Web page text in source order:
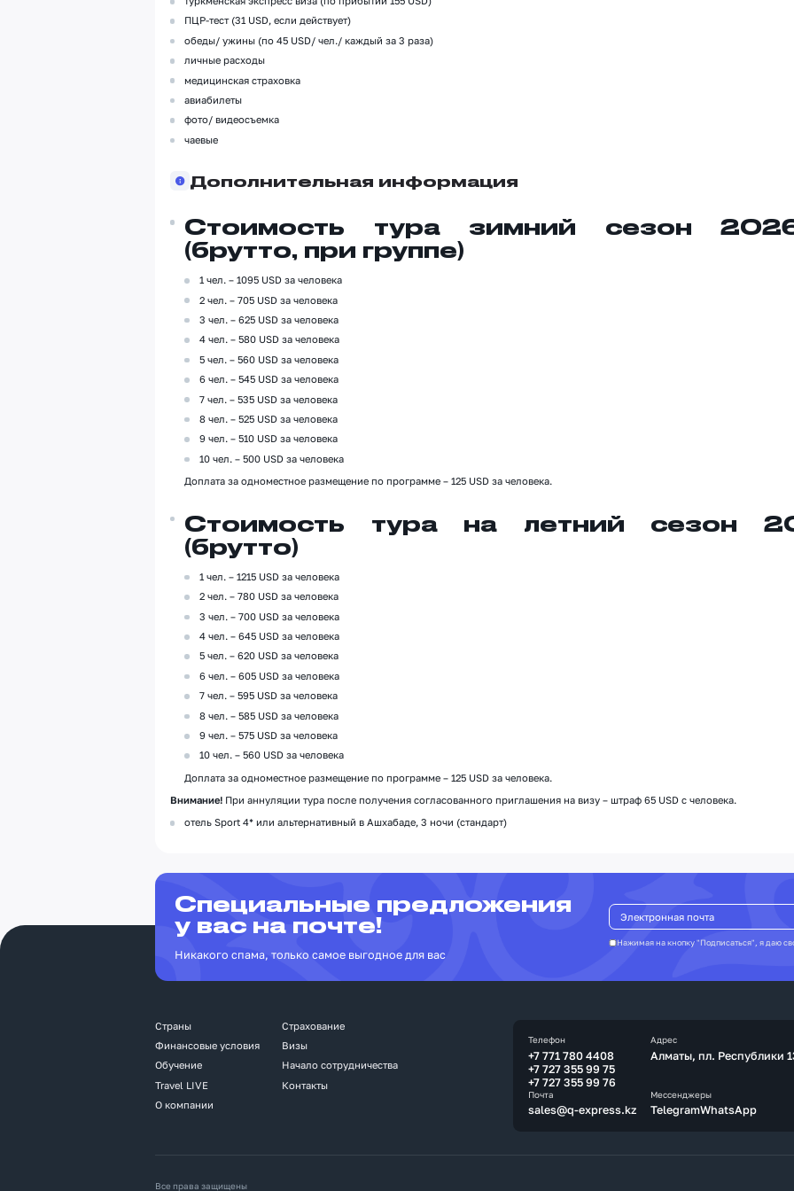
ПЦР-тест (31 USD, если действует)
обеды/ ужины (по 45 USD/ чел./ каждый за 3 раза)
личные расходы
медицинская страховка
авиабилеты
фото/ видеосъемка
чаевые
Дополнительная информация
Стоимость тура зимний сезон
(брутто, при группе)
1 чел. – 1095 USD за человека
2 чел. – 705 USD за человека
3 чел. – 625 USD за человека
4 чел. – 580 USD за человека
5 чел. – 560 USD за человека
6 чел. – 545 USD за человека
7 чел. – 535 USD за человека
8 чел. – 525 USD за человека
9 чел. – 510 USD за человека
10 чел. – 500 USD за человека
Доплата за одноместное размещение по программе – 125 USD за человека.
Стоимость тура на летний сезон
(брутто)
1 чел. – 1215 USD за человека
2 чел. – 780 USD за человека
3 чел. – 700 USD за человека
4 чел. – 645 USD за человека
5 чел. – 620 USD за человека
6 чел. – 605 USD за человека
7 чел. – 595 USD за человека
8 чел. – 585 USD за человека
9 чел. – 575 USD за человека
10 чел. – 560 USD за человека
Доплата за одноместное размещение по программе – 125 USD за человека.
Внимание!При аннуляции тура после получения согласованного приглашения на визу – штраф 65 USD с человека.
отель Sport 4* или альтернативный в Ашхабаде, 3 ночи (стандарт)
Специальные предложения
у вас на почте!
Никакого спама, только самое выгодное для вас
Нажимая на кнопку "Подписаться", я даю
Страны
Финансовые условия
Обучение
Travel LIVE
О компании
Страхование
Визы
Начало сотрудничества
Контакты
Телефон
+7 771 780 4408
+7 727 355 99 75
+7 727 355 99 76
Адрес
Алматы, пл. Республики
Почта
sales@q-express.kz
Мессенджеры
TelegramWhatsApp
Все права защищены